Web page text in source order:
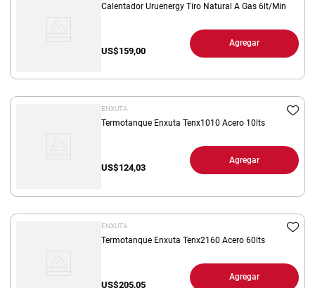
Calentador Uruenergy Tiro Natural A Gas 6lt/Min
US$159,00
Agregar
ENXUTA
Termotanque Enxuta Tenx1010 Acero 10lts
US$124,03
Agregar
ENXUTA
Termotanque Enxuta Tenx2160 Acero 60lts
US$205,05
Agregar